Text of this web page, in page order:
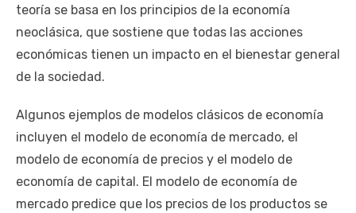
teoría se basa en los principios de la economía
neoclásica, que sostiene que todas las acciones
económicas tienen un impacto en el bienestar general
de la sociedad.
Algunos ejemplos de modelos clásicos de economía
incluyen el modelo de economía de mercado, el
modelo de economía de precios y el modelo de
economía de capital. El modelo de economía de
mercado predice que los precios de los productos se